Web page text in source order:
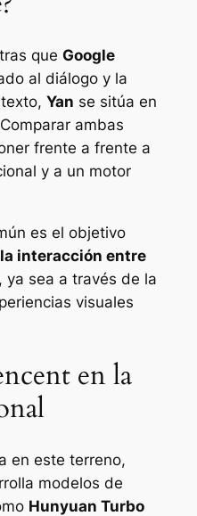
que Google
al diálogo y la
Yan se sitúa en
ambas
frente a frente a
y a un motor
es el objetivo
interacción entre
, ya sea a través de la
visuales
en la
en este terreno,
modelos de
Hunyuan Turbo